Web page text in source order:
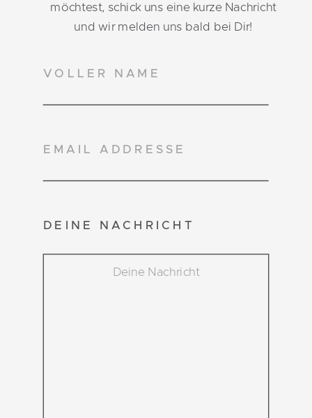
DEINE NACHRICHT
möchtest, schick uns eine kurze Nachricht
und wir melden uns bald bei Dir!